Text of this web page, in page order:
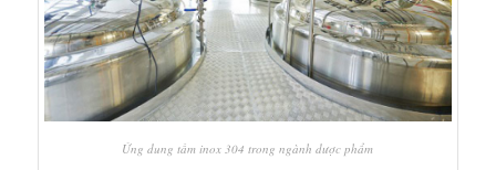
Ứng dung tấm inox 304 trong ngành dược phẩm